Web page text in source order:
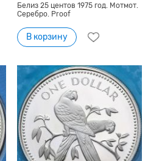
Белиз 25 центов 1975 год. Мотмот.
Серебро. Proof
В корзину